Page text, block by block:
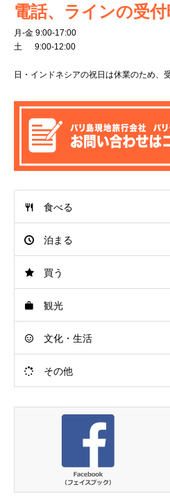
電話、ラインの受付
月-金 9:00-17:00
土 9:00-12:00
日・インドネシアの祝日は休業のため、
食べる
泊まる
買う
観光
文化・生活
その他